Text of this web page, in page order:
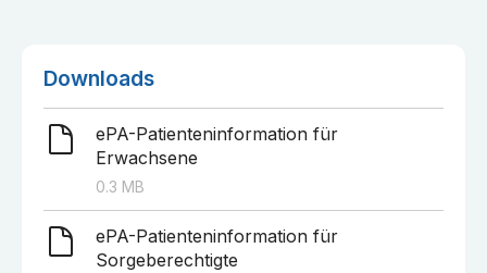
Downloads
ePA-Patienteninformation für
Erwachsene
0.3 MB
ePA-Patienteninformation für
Sorgeberechtigte